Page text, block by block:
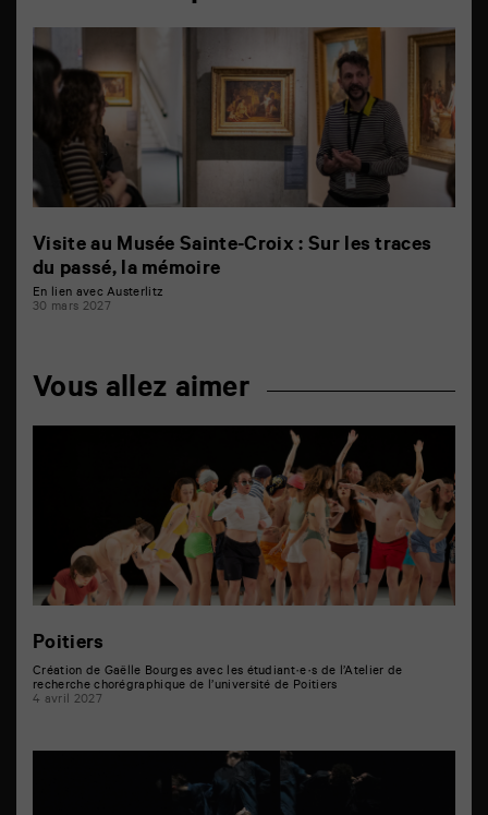
Visite au Musée Sainte-Croix : Sur les traces
du passé, la mémoire
En lien avec Austerlitz
30 mars 2027
Vous allez aimer
Poitiers
Création de Gaëlle Bourges avec les étudiant·e·s de l’Atelier de
recherche chorégraphique de l’université de Poitiers
4 avril 2027